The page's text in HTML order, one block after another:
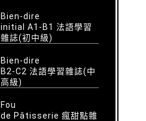
Bien-dire
initial A1-B1 法語學習
雜誌(初中級)
Bien-dire
B2-C2 法語學習雜誌(中
高級)
Fou
de Pâtisserie 瘋甜點雜